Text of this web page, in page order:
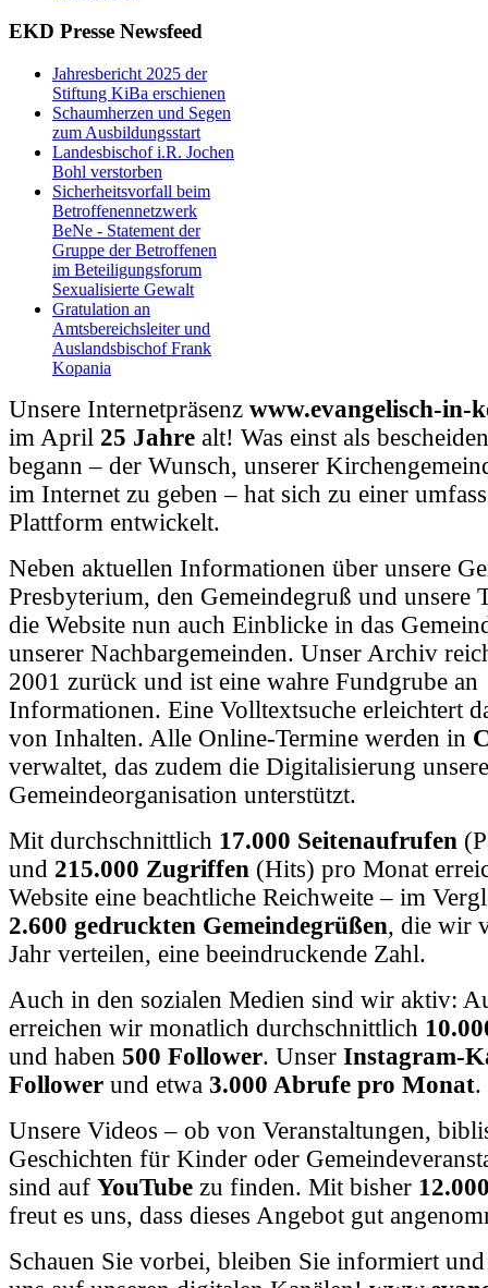
EKD Presse Newsfeed
Jahresbericht 2025 der
Stiftung KiBa erschienen
Schaumherzen und Segen
zum Ausbildungsstart
Landesbischof i.R. Jochen
Bohl verstorben
Sicherheitsvorfall beim
Betroffenennetzwerk
BeNe - Statement der
Gruppe der Betroffenen
im Beteiligungsforum
Sexualisierte Gewalt
Gratulation an
Amtsbereichsleiter und
Auslandsbischof Frank
Kopania
Unsere Internetpräsenz www.evangelisch-in-
im April 25 Jahre alt! Was einst als
begann – der Wunsch, unserer
im Internet zu geben – hat sich zu einer
Plattform entwickelt.
Neben aktuellen Informationen über unsere
Presbyterium, den Gemeindegruß und unsere
die Website nun auch Einblicke in das
unserer Nachbargemeinden. Unser Archiv
2001 zurück und ist eine wahre Fundgrube an
Informationen. Eine Volltextsuche erleichtert
von Inhalten. Alle Online-Termine werden in
verwaltet, das zudem die Digitalisierung
Gemeindeorganisation unterstützt.
Mit durchschnittlich 17.000 Seitenaufrufen
und 215.000 Zugriffen (Hits) pro Monat
Website eine beachtliche Reichweite – im
2.600 gedruckten Gemeindegrüßen, die wir
Jahr verteilen, eine beeindruckende Zahl.
Auch in den sozialen Medien sind wir aktiv:
erreichen wir monatlich durchschnittlich
und haben 500 Follower. Unser Instagram-
Follower und etwa 3.000 Abrufe pro Monat.
Unsere Videos – ob von Veranstaltungen,
Geschichten für Kinder oder
sind auf YouTube zu finden. Mit bisher
freut es uns, dass dieses Angebot gut
Schauen Sie vorbei, bleiben Sie informiert